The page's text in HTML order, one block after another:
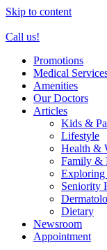
Skip to content
Call us!
Promotions
Medical
Amenities
Our Doctors
Articles
Kids &
Lifestyle
Health &
Family &
Seniority
Dietary
Newsroom
Appointment